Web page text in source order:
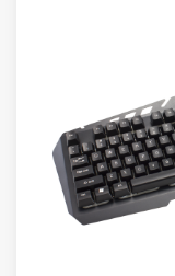
Son-
Photos
Electroménager